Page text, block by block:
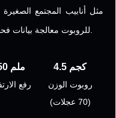
مثل أنابيب المجتمع
50 ملم
رفع
4.5 كجم
روبوت الوزن
(70 عجلات)